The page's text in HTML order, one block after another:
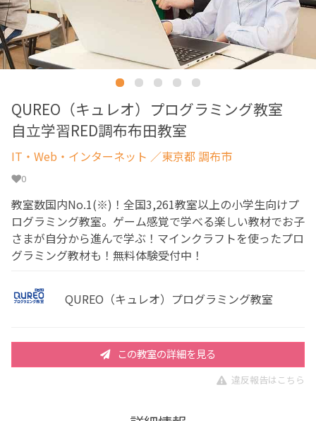
QUREO（キュレオ）プログラミング教室
自立学習RED調布布田教室
IT・Web・インターネット ／東京都 調布市
0
教室数国内No.1(※)！全国3,261教室以上の小学生向けプ
ログラミング教室。ゲーム感覚で学べる楽しい教材でお子
さまが自分から進んで学ぶ！マインクラフトを使ったプロ
グラミング教材も！無料体験受付中！
QUREO（キュレオ）プログラミング教室
この教室の詳細を見る
違反報告はこちら